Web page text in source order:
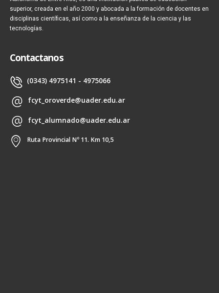
superior, creada en el año 2000 y abocada a la formación de docentes en
disciplinas científicas, así como a la enseñanza de la ciencia y las
tecnologías.
Contactanos
(0343) 4975141 - 4975066
fcyt_oroverde@uader.edu.ar
fcyt_alumnado@uader.edu.ar
Ruta Provincial Nº 11. Km 10,5